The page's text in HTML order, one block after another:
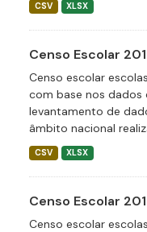
CSV XLSX
Censo Escolar
Censo escolar
com base nos dados
levantamento de
âmbito nacional
CSV XLSX
Censo Escolar
Censo escolar